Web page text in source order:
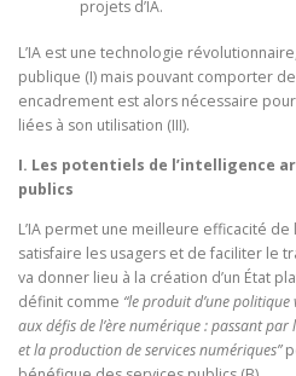
projets d’IA.
L’IA est une technologie
publique (I) mais pouvant comporter
encadrement est alors nécessaire
liées à son utilisation (III).
I. Les potentiels de l’intelligence
publics
L’IA permet une meilleure efficacité
satisfaire les usagers et de faciliter le
va donner lieu à la création d’un État
définit comme “le produit d’une
aux défis de l’ère numérique : passant
et la production de services numériques”